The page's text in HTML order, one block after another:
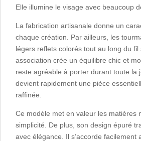
Elle illumine le visage avec beaucoup
La fabrication artisanale donne un
chaque création. Par ailleurs, les
légers reflets colorés tout au long du fil
association crée un équilibre chic et
reste agréable à porter durant toute la
devient rapidement une pièce
raffinée.
Ce modèle met en valeur les matières
simplicité. De plus, son design épuré
avec élégance. Il s’accorde facilement